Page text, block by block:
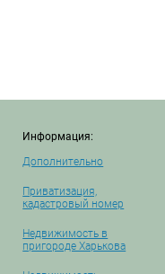
Информация:
Дополнительно
Приватизация,
кадастровый номер
Недвижимость в
пригороде Харькова